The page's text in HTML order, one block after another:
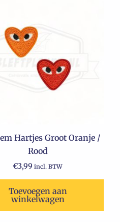
Hartjes Groot Oranje /
Rood
€3,99 incl. BTW
Toevoegen aan
winkelwagen